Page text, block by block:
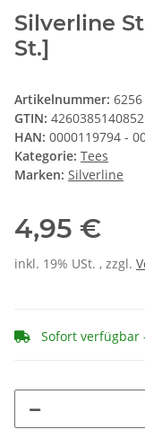
Silverline
St.]
Artikelnummer: 6256
GTIN: 4260385140852
HAN: 0000119794 -
Kategorie: Tees
Marken: Silverline
4,95 €
inkl. 19% USt. , zzgl.
Sofort verfügbar